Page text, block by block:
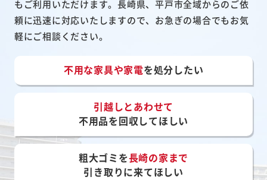
もご利用いただけます。長崎県、平戸市全域からのご依
頼に迅速に対応いたしますので、お急ぎの場合でもお気
軽にご相談ください。
不用な家具や家電を処分したい
引越しとあわせて
不用品を回収してほしい
粗大ゴミを長崎の家まで
引き取りに来てほしい